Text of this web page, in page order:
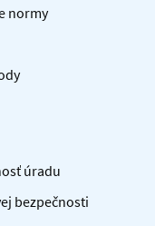
normy
úradu
bezpečnosti